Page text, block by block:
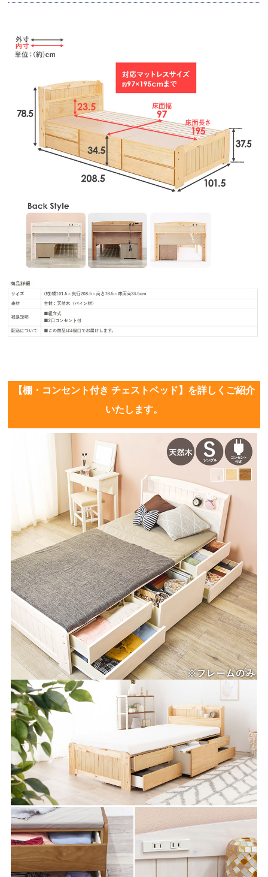
【棚・コンセント付き チェストベッド】を詳しくご紹介
いたします。